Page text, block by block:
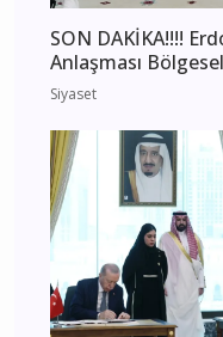
SON DAKİKA!!!!
Anlaşması
Siyaset